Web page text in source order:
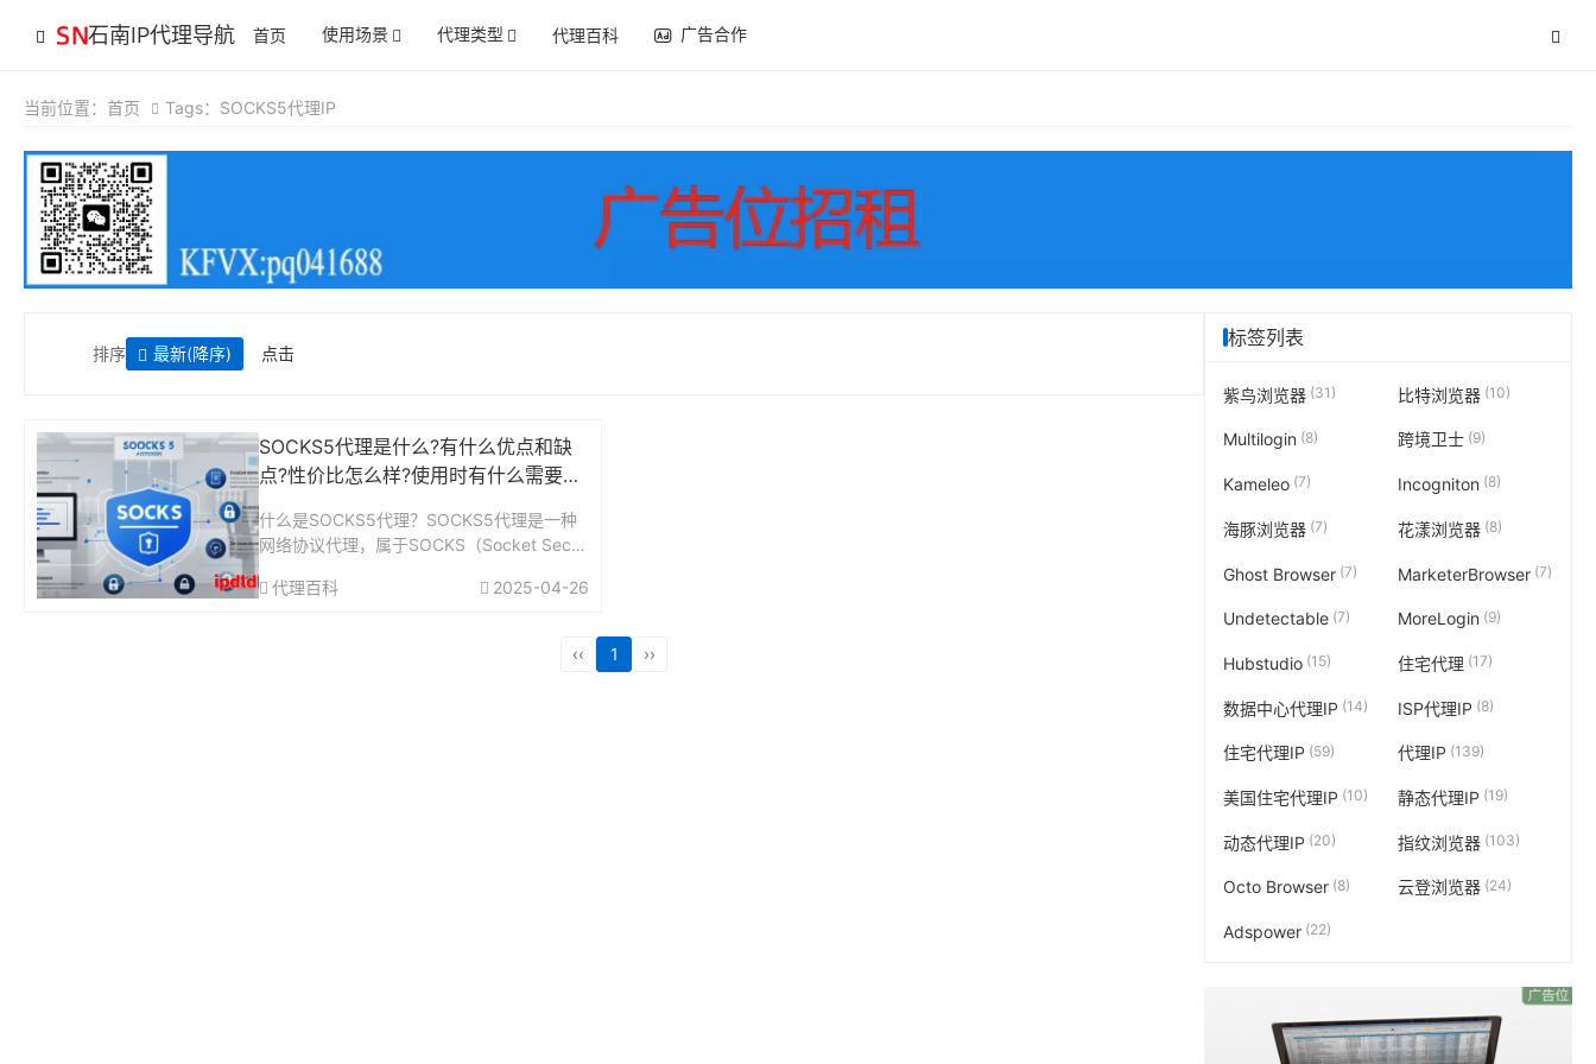
石南IP代理导航 首页 使用场景 代理类型 代理百科 广告合作
当前位置： 首页 Tags：SOCKS5代理IP
排序 最新(降序) 点击
SOCKS5代理是什么?有什么优点和缺
点?性价比怎么样?使用时有什么需要注
什么是SOCKS5代理？SOCKS5代理是一种
网络协议代理，属于SOCKS（Socket Secur
标服务器之间建立中间层，实现网络请求的
代理百科 2025-04-26
‹‹ 1 ››
标签列表
紫鸟浏览器 (31) 比特浏览器(10)
Multilogin (8) 跨境卫士(9)
Kameleo (7) Incogniton (8)
海豚浏览器 (7) 花漾浏览器(8)
Ghost Browser (7) MarketerBrowser(7)
Undetectable (7) MoreLogin (9)
Hubstudio (15) 住宅代理 (17)
数据中心代理IP (14) ISP代理IP (8)
住宅代理IP (59) 代理IP (139)
美国住宅代理IP (10) 静态代理IP (19)
动态代理IP (20) 指纹浏览器(103)
Octo Browser (8) 云登浏览器(24)
Adspower (22)